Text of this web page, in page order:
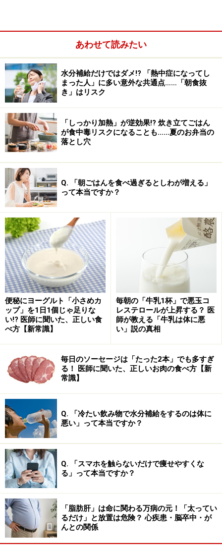
梨に含まれているアミノ酸は「アスパラギン酸」が多い
のですが、アスパラギン酸はエネルギー源として使われ
やすいアミノ酸としても知られています。そのため、梨
は夏バテなどの疲労回復効果があるともいわれていま
す。
また、薬膳の世界では、梨は「肺を潤う効果が高い」
「熱証に効く」と考えられており、渇いた咳やのどの渇
き、体のほてりなどを鎮める効果がある果物とされてい
ます。特に「温かい梨」が効果があるとされているの
で、この時期に多い軽い風邪のような不調がある時に
は、手軽に買える梨をおいしく食べながら、温めて食べ
る方法を試してみるのもよいかもしれませんね。
おいしい梨の選び方……品種はさまざまだが
軸がしっかりした丸みのあるものを
梨は、皮の色によって、「豊水」や「幸水」などの「赤
梨」と呼ばれるものと、「二十世紀」などの「青梨」と
呼ばれるものに分けられます。さまざまな品種がありま
すが、いずれも軸がしっかりしていて丸みのあるものが
おいしい梨の特徴です。
ちなみに梨の皮のざらつきは、梨の気孔が塞がってコル
ク化したもので、「果点コルク」と呼ばれます。ざらつ
きは熟すにつれて目立たなくなっていくため、もし皮に
ざらつきがあるものとないものがある場合は、ざらつき
が少ないものから順に食べるのがいいでしょう。
健康にもよい梨を上手に選んで、今年もぜひ梨の季節を
楽しんでいただければと思います。
■参考
ナシ（梨/なし）の栄養価と効能（旬の果物百科）
あわせて読みたい
水分補給だけではダメ!? 「熱中症になってし
まった人」に多い意外な共通点……「朝食抜
き」はリスク
「しっかり加熱」が逆効果!? 炊き立てごはん
が食中毒リスクになることも……夏のお弁当の
落とし穴
Q. 「朝ごはんを食べ過ぎるとしわが増える」
って本当ですか？
便秘にヨーグルト「小さめカ
ップ」を1日1個じゃ足りな
い!? 医師に聞いた、正しい食
べ方【新常識】
毎朝の「牛乳1杯」で悪玉コ
レステロールが上昇する？ 医
師が教える「牛乳は体に悪
い」説の真相
毎日のソーセージは「たった2本」でも多すぎ
る！ 医師に聞いた、正しいお肉の食べ方【新
常識】
Q. 「冷たい飲み物で水分補給をするのは体に
悪い」って本当ですか？
Q. 「スマホを触らないだけで痩せやすくな
る」って本当ですか？
「脂肪肝」は命に関わる万病の元！「太ってい
るだけ」と放置は危険？ 心疾患・脳卒中・が
んとの関係